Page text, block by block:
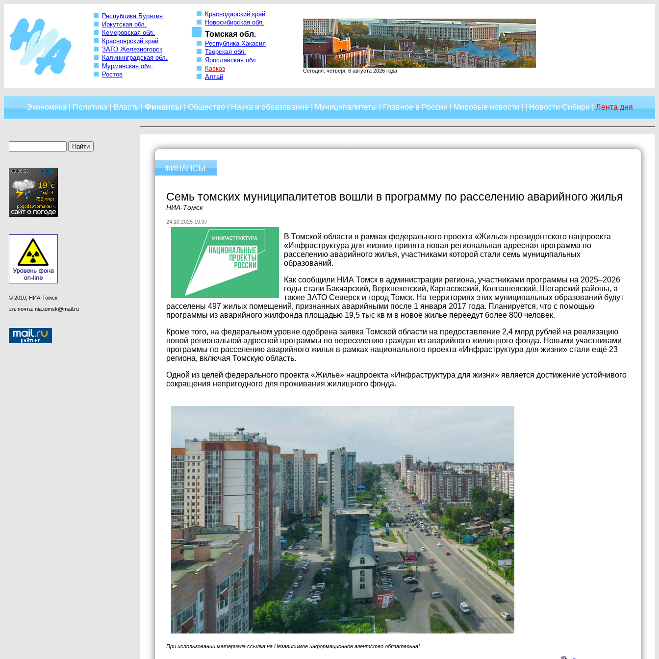
Республика Бурятия
Иркутская обл.
Кемеровская обл.
Красноярский край
ЗАТО Железногорск
Калининградская обл.
Мурманская обл.
Ростов
Краснодарский край
Новосибирская обл.
Томская обл.
Республика Хакасия
Тверская обл.
Ярославская обл.
Кавказ
Алтай
Сегодня: четверг, 6 августа 2026 года
Экономика|Политика|Власть|Финансы|Общество|Наука и образование|Муниципалитеты|Главное в России|Мировые новости| |Новости Сибири|Лента дня
© 2010, НИА-Томск
эл. почта: nia.tomsk@mail.ru
Семь томских муниципалитетов вошли в программу по расселению аварийного жилья
НИА-Томск
24.10.2025 10:37
В Томской области в рамках федерального проекта «Жилье» президентского нацпроекта
«Инфраструктура для жизни» принята новая региональная адресная программа по
расселению аварийного жилья, участниками которой стали семь муниципальных
образований.
Как сообщили НИА Томск в администрации региона, участниками программы на 2025–2026
годы стали Бакчарский, Верхнекетский, Каргасокский, Колпашевский, Шегарский районы, а
также ЗАТО Северск и город Томск. На территориях этих муниципальных образований будут
расселены 497 жилых помещений, признанных аварийными после 1 января 2017 года. Планируется, что с помощью
программы из аварийного жилфонда площадью 19,5 тыс кв м в новое жилье переедут более 800 человек.
Кроме того, на федеральном уровне одобрена заявка Томской области на предоставление 2,4 млрд рублей на реализацию
новой региональной адресной программы по переселению граждан из аварийного жилищного фонда. Новыми участниками
программы по расселению аварийного жилья в рамках национального проекта «Инфраструктура для жизни» стали ещё 23
региона, включая Томскую область.
Одной из целей федерального проекта «Жилье» нацпроекта «Инфраструктура для жизни» является достижение устойчивого
сокращения непригодного для проживания жилищного фонда.
При использовании материала ссылка на Независимое информационное агентство обязательна!